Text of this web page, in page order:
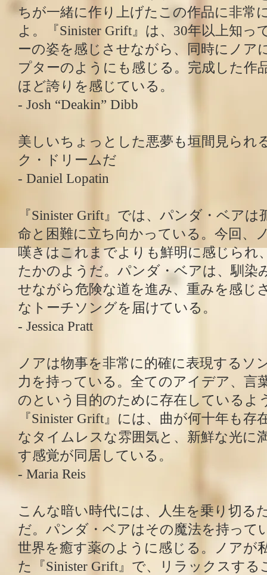
ちが一緒に作り上げたこの作品に非常
よ。『Sinister Grift』は、30年以上知
ーの姿を感じさせながら、同時にノア
プターのようにも感じる。完成した作
ほど誇りを感じている。
- Josh “Deakin” Dibb
美しいちょっとした悪夢も垣間見られ
ク・ドリームだ
- Daniel Lopatin
『Sinister Grift』では、パンダ・ベア
命と困難に立ち向かっている。今回、
嘆きはこれまでよりも鮮明に感じられ
たかのようだ。パンダ・ベアは、馴染
せながら危険な道を進み、重みを感じ
なトーチソングを届けている。
- Jessica Pratt
ノアは物事を非常に的確に表現するソ
力を持っている。全てのアイデア、言
のという目的のために存在しているよ
『Sinister Grift』には、曲が何十年も
なタイムレスな雰囲気と、新鮮な光に
す感覚が同居している。
- Maria Reis
こんな暗い時代には、人生を乗り切る
だ。パンダ・ベアはその魔法を持って
世界を癒す薬のように感じる。ノアが
た『Sinister Grift』で、リラックスす